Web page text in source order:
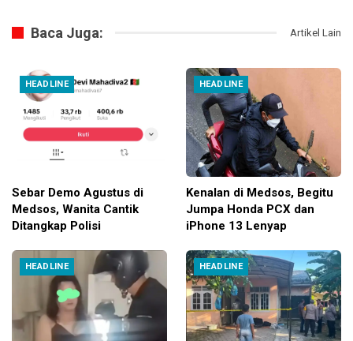
Baca Juga: Artikel Lain
HEADLINE
Sebar Demo Agustus di
Medsos, Wanita Cantik
Ditangkap Polisi
HEADLINE
Kenalan di Medsos, Begitu
Jumpa Honda PCX dan
iPhone 13 Lenyap
HEADLINE HEADLINE